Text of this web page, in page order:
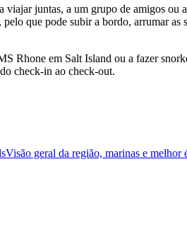
juntas, a um grupo de amigos ou
que pode subir a bordo, arrumar as
Rhone em Salt Island ou a fazer
check-in ao check-out.
Visão geral da região, marinas e melhor